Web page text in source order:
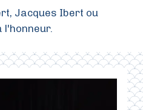
Jacques Ibert ou
l'honneur.